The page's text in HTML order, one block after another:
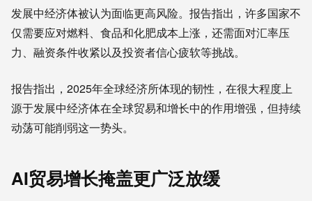
发展中经济体被认为面临更高风险。报告指出，许多国家不
仅需要应对燃料、食品和化肥成本上涨，还需面对汇率压
力、融资条件收紧以及投资者信心疲软等挑战。
报告指出，2025年全球经济所体现的韧性，在很大程度上
源于发展中经济体在全球贸易和增长中的作用增强，但持续
动荡可能削弱这一势头。
AI贸易增长掩盖更广泛放缓